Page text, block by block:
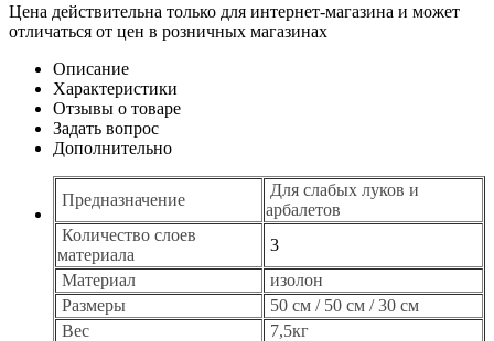
Цена действительна только для интернет-магазина и может
отличаться от цен в розничных магазинах
Описание
Характеристики
Отзывы о товаре
Задать вопрос
Дополнительно
Предназначение
Для слабых луков и
арбалетов
Количество слоев
материала
3
Материал
изолон
Размеры
50 см / 50 см / 30 см
Вес
7,5кг